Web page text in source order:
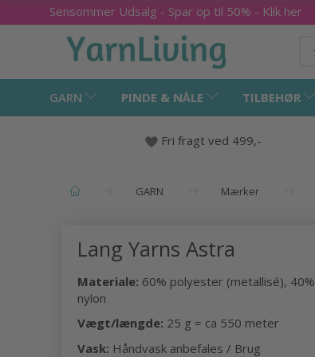
Sensommer Udsalg - Spar op til 50% - Klik her
GARN PINDE & NÅLE TILBEHØR
Fri fragt ved 499,-
GARN Mærker
Lang Yarns Astra
Materiale: 60% polyester (metallisé), 40%
nylon
Vægt/længde: 25 g = ca 550 meter
Vask: Håndvask anbefales / Brug